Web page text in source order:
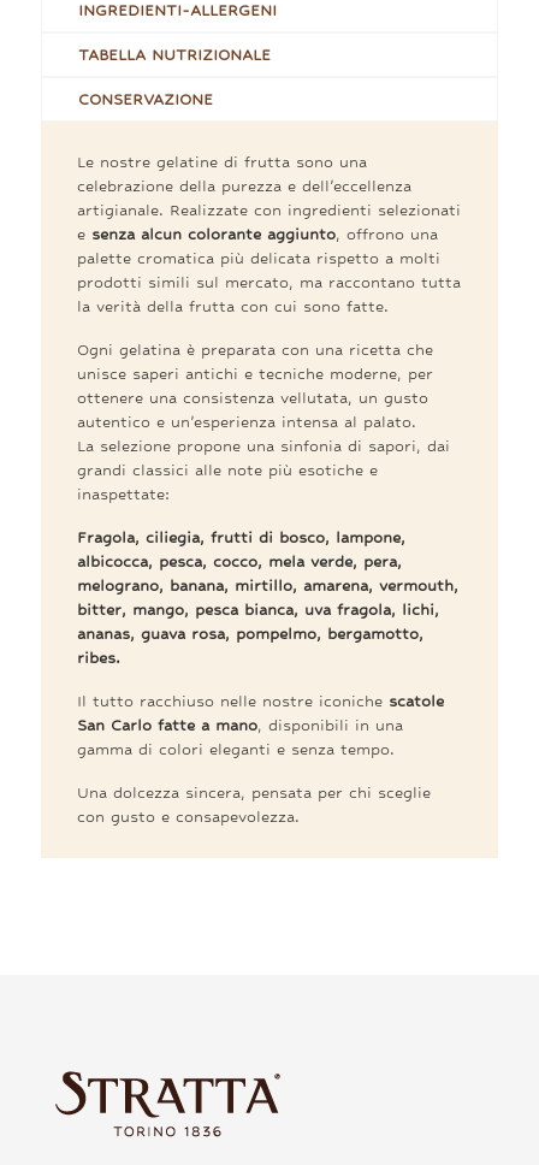
INGREDIENTI-ALLERGENI
TABELLA NUTRIZIONALE
CONSERVAZIONE
Le nostre gelatine di frutta sono una
celebrazione della purezza e dell’eccellenza
artigianale. Realizzate con ingredienti selezionati
e senza alcun colorante aggiunto, offrono una
palette cromatica più delicata rispetto a molti
prodotti simili sul mercato, ma raccontano tutta
la verità della frutta con cui sono fatte.
Ogni gelatina è preparata con una ricetta che
unisce saperi antichi e tecniche moderne, per
ottenere una consistenza vellutata, un gusto
autentico e un’esperienza intensa al palato.
La selezione propone una sinfonia di sapori, dai
grandi classici alle note più esotiche e
inaspettate:
Fragola, ciliegia, frutti di bosco, lampone,
albicocca, pesca, cocco, mela verde, pera,
melograno, banana, mirtillo, amarena, vermouth,
bitter, mango, pesca bianca, uva fragola, lichi,
ananas, guava rosa, pompelmo, bergamotto,
ribes.
Il tutto racchiuso nelle nostre iconiche scatole
San Carlo fatte a mano, disponibili in una
gamma di colori eleganti e senza tempo.
Una dolcezza sincera, pensata per chi sceglie
con gusto e consapevolezza.